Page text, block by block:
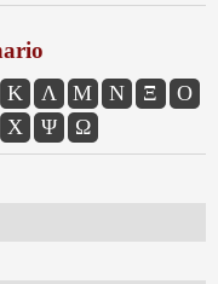
Κ Λ Μ Ν Ξ
Ο
Χ Ψ Ω